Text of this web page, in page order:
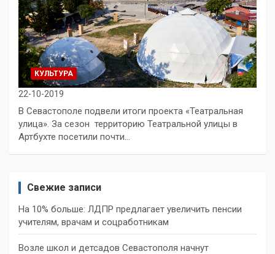
КУЛЬТУРА
22-10-2019
В Севастополе подвели итоги проекта «Театральная
улица». За сезон территорию Театральной улицы в
Артбухте посетили почти…
Свежие записи
На 10% больше: ЛДПР предлагает увеличить пенсии
учителям, врачам и соцработникам
Возле школ и детсадов Севастополя начнут